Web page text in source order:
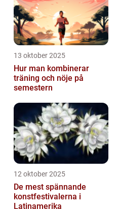
13 oktober 2025
Hur man kombinerar
träning och nöje på
semestern
12 oktober 2025
De mest spännande
konstfestivalerna i
Latinamerika